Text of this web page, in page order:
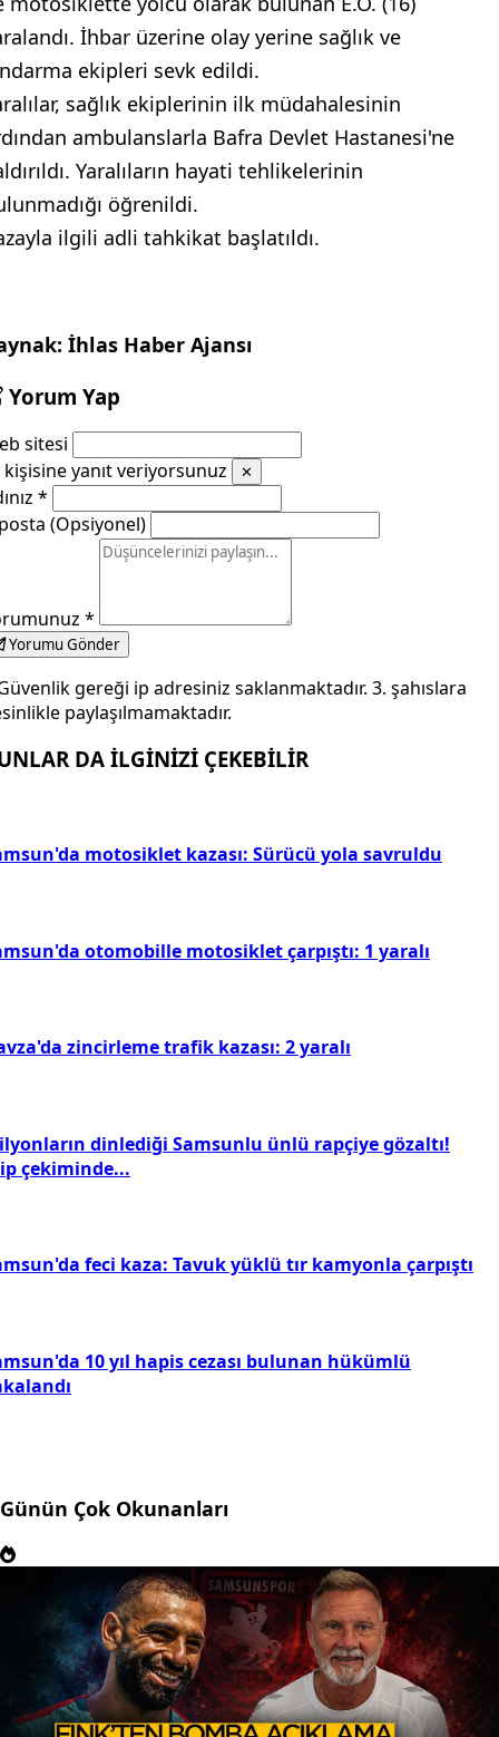
İhbar üzerine olay yerine sağlık ve
ekipleri sevk edildi.
sağlık ekiplerinin ilk müdahalesinin
ambulanslarla Bafra Devlet Hastanesi'ne
Yaralıların hayati tehlikelerinin
öğrenildi.
ilgili adli tahkikat başlatıldı.
İhlas Haber Ajansı
Yorum Yap
sitesi
kişisine yanıt veriyorsunuz
✕
*
(Opsiyonel)
*
Yorumu Gönder
gereği ip adresiniz saklanmaktadır. 3. şahıslara
paylaşılmamaktadır.
DA İLGİNİZİ ÇEKEBİLİR
motosiklet kazası: Sürücü yola savruldu
otomobille motosiklet çarpıştı: 1 yaralı
zincirleme trafik kazası: 2 yaralı
dinlediği Samsunlu ünlü rapçiye gözaltı!
çekiminde...
feci kaza: Tavuk yüklü tır kamyonla çarpıştı
10 yıl hapis cezası bulunan hükümlü
Günün Çok Okunanları